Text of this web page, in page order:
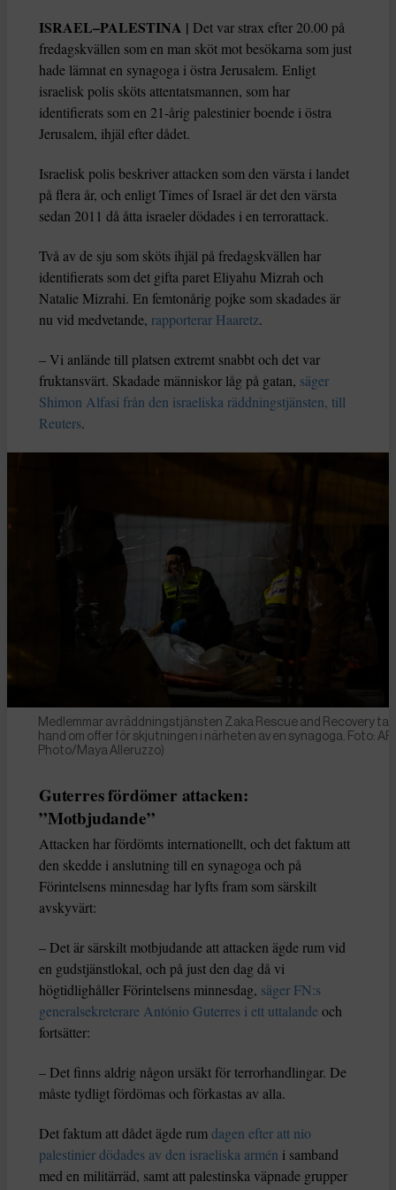
ISRAEL–PALESTINA | Det var strax efter 20.00 på
fredagskvällen som en man sköt mot besökarna som just
hade lämnat en synagoga i östra Jerusalem. Enligt
israelisk polis sköts attentatsmannen, som har
identifierats som en 21-årig palestinier boende i östra
Jerusalem, ihjäl efter dådet.
Israelisk polis beskriver attacken som den värsta i landet
på flera år, och enligt Times of Israel är det den värsta
sedan 2011 då åtta israeler dödades i en terrorattack.
Två av de sju som sköts ihjäl på fredagskvällen har
identifierats som det gifta paret Eliyahu Mizrah och
Natalie Mizrahi. En femtonårig pojke som skadades är
nu vid medvetande, rapporterar Haaretz.
– Vi anlände till platsen extremt snabbt och det var
fruktansvärt. Skadade människor låg på gatan, säger
Shimon Alfasi från den israeliska räddningstjänsten, till
Reuters.
Medlemmar av räddningstjänsten Zaka Rescue and Recovery tar
hand om offer för skjutningen i närheten av en synagoga. Foto: AP
Photo/Maya Alleruzzo)
Guterres fördömer attacken:
”Motbjudande”
Attacken har fördömts internationellt, och det faktum att
den skedde i anslutning till en synagoga och på
Förintelsens minnesdag har lyfts fram som särskilt
avskyvärt:
– Det är särskilt motbjudande att attacken ägde rum vid
en gudstjänstlokal, och på just den dag då vi
högtidlighåller Förintelsens minnesdag, säger FN:s
generalsekreterare António Guterres i ett uttalande och
fortsätter:
– Det finns aldrig någon ursäkt för terrorhandlingar. De
måste tydligt fördömas och förkastas av alla.
Det faktum att dådet ägde rumdagen efter att nio
palestinier dödades av den israeliska armén i samband
med en militärräd, samt att palestinska väpnade grupper